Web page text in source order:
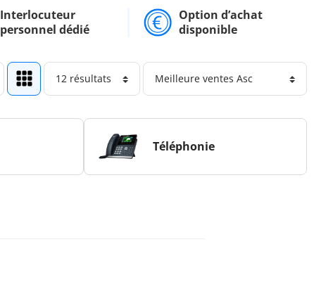
Interlocuteur
personnel dédié
Option d’achat
disponible
Téléphonie